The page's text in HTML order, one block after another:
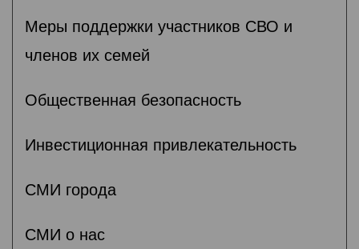
Меры поддержки участников СВО и
членов их семей
Общественная безопасность
Инвестиционная привлекательность
СМИ города
СМИ о нас